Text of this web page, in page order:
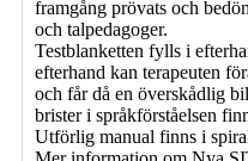
framgång prövats och
och talpedagoger.
Testblanketten fylls i
efterhand kan terapeuten
och får då en överskådlig
brister i språkförståelsen
Utförlig manual finns i